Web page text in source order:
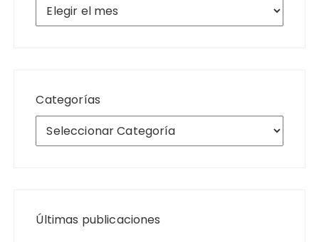
Categorías
Últimas publicaciones